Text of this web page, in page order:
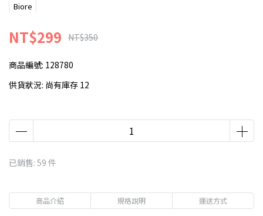
Biore
NT$299 NT$350
商品編號: 128780
供貨狀況: 尚有庫存 12
已銷售: 59 件
商品介紹 規格說明 運送方式